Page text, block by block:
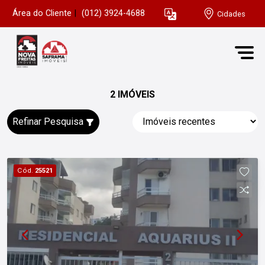
Área do Cliente (012) 3924-4688 Cidades
2 IMÓVEIS
Refinar Pesquisa
Cód. 25521